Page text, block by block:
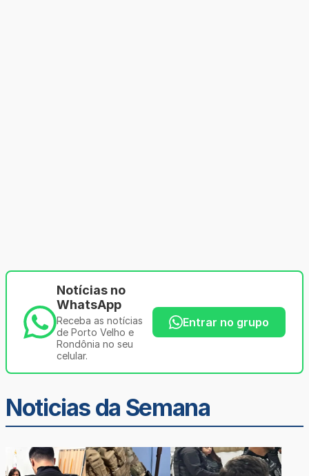
Notícias no
WhatsApp
Receba as notícias
de Porto Velho e
Rondônia no seu
celular.
Entrar no grupo
Noticias da Semana